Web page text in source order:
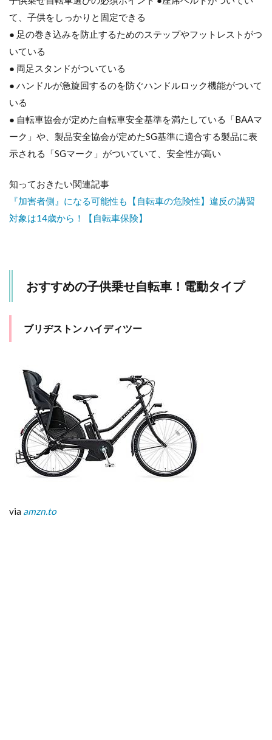
ート
後ろ
乗せ
つき
て、子供をしっかりと固定できる
● 足の巻き込みを防止するためのステップやフットレストがつ
いている
● 両足スタンドがついている
● ハンドルが急旋回するのを防ぐハンドルロック機能がついて
いる
● 自転車協会が定めた自転車安全基準を満たしている「BAAマ
ーク」や、製品安全協会が定めたSG基準に適合する製品に表
示される「SGマーク」がついていて、安全性が高い
知っておきたい関連記事
『加害者側』になる可能性も【自転車の危険性】違反の講習
対象は14歳から！【自転車保険】
おすすめの子供乗せ自転車！電動タイプ
ブリヂストン ハイディツー
via amzn.to